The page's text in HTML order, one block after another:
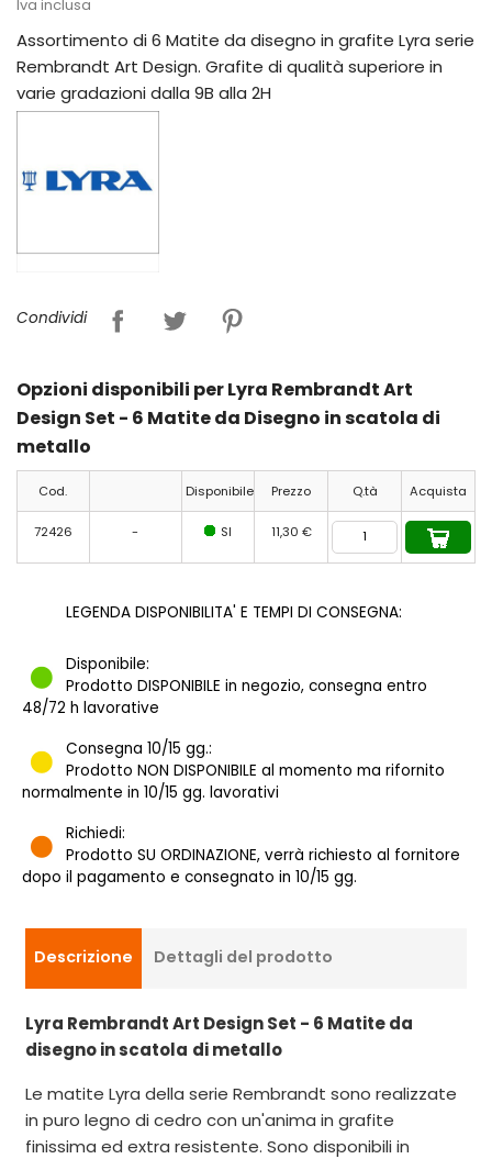
Iva inclusa
Assortimento di 6 Matite da disegno in grafite Lyra serie
Rembrandt Art Design. Grafite di qualità superiore in
varie gradazioni dalla 9B alla 2H
Condividi
Opzioni disponibili per Lyra Rembrandt Art
Design Set - 6 Matite da Disegno in scatola di
metallo
Cod. Disponibile Prezzo Q.tà Acquista
72426 - SI 11,30 €
LEGENDA DISPONIBILITA' E TEMPI DI CONSEGNA:
Disponibile:
Prodotto DISPONIBILE in negozio, consegna entro
48/72 h lavorative
Consegna 10/15 gg.:
Prodotto NON DISPONIBILE al momento ma rifornito
normalmente in 10/15 gg. lavorativi
Richiedi:
Prodotto SU ORDINAZIONE, verrà richiesto al fornitore
dopo il pagamento e consegnato in 10/15 gg.
Descrizione Dettagli del prodotto
Lyra Rembrandt Art Design Set - 6 Matite da
disegno in scatola di metallo
Le matite Lyra della serie Rembrandt sono realizzate
in puro legno di cedro con un'anima in grafite
finissima ed extra resistente. Sono disponibili in